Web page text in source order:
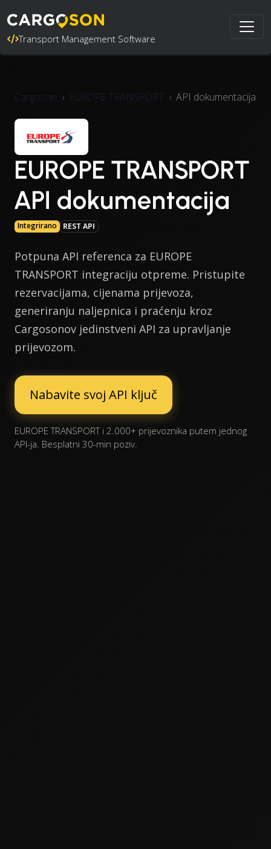
Transport Management Software
Cargoson EUROPE TRANSPORT API dokumentacija
EUROPE TRANSPORT
API dokumentacija
Integrirano REST API
Potpuna API referenca za EUROPE
TRANSPORT integraciju otpreme. Pristupite
rezervacijama, cijenama prijevoza,
generiranju naljepnica i praćenju kroz
Cargosonov jedinstveni API za upravljanje
prijevozom.
Nabavite svoj API ključ
EUROPE TRANSPORT i 2.000+ prijevoznika putem jednog
API-ja. Besplatni 30-min poziv.